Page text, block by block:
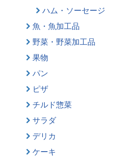
ハム・ソーセージ
魚・魚加工品
野菜・野菜加工品
果物
パン
ピザ
チルド惣菜
サラダ
デリカ
ケーキ